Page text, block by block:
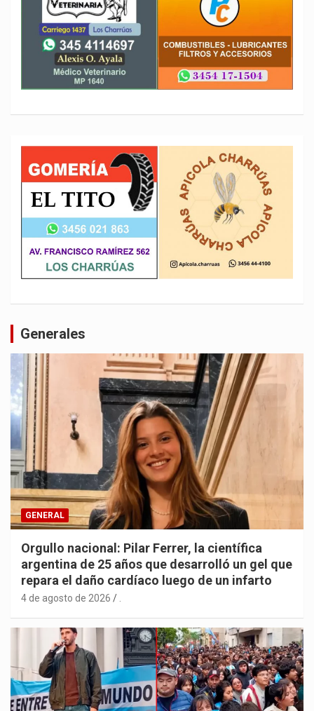
Generales
GENERAL
Orgullo nacional: Pilar Ferrer, la científica
argentina de 25 años que desarrolló un gel que
repara el daño cardíaco luego de un infarto
4 de agosto de 2026 .